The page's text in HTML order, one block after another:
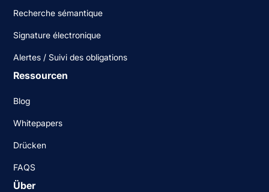
Recherche sémantique
Signature électronique
Alertes / Suivi des obligations
Ressourcen
Blog
Whitepapers
Drücken
FAQS
Über